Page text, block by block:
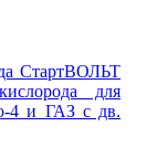
СтартВОЛЬТ
для
4 и ГАЗ с дв.